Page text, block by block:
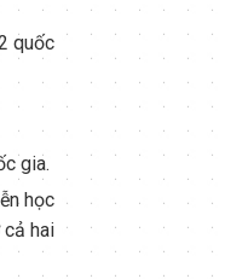
quốc
gia.
học
hai